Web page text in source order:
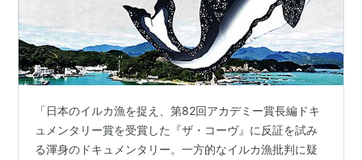
して活躍した。イルカが世界的に人気を得るきっ
かけを作ったオバリーは、フリッパー役のイル
カ・キャシーが撮影のストレスから自ら呼吸を止
め、彼の腕の中に死んでしまったことから、現在
はイルカ解放運動の最前線で活動している。そん
なオバリーは、和歌山県太地町で行われているイ
ルカ漁のことを知る。そこは、長い捕鯨の歴史を
「日本のイルカ漁を捉え、第82回アカデミー賞長編ドキ
ュメンタリー賞を受賞した『ザ・コーヴ』に反証を試み
る渾身のドキュメンタリー。一方的なイルカ漁批判に疑